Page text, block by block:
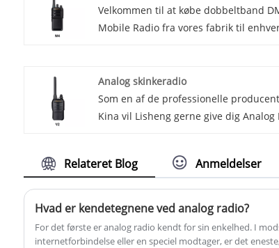
Velkommen til at købe dobbeltband
Mobile Radio fra vores fabrik til
mobile radioproducenter og
Kina.
Analog skinkeradio
Som en af ​​de professionelle
Kina vil Lisheng gerne give dig Analog
af digital teknologi har analog
en ubestridelig charme og
Amatørradio, også kendt som
har været en populær hobby i årtier, og
dens analoge komponenter fortsætter
Relateret Blog Anmeldelser
Hvad er kendetegnene ved analog radio?
For det første er analog radio kendt for sin enkelhed. I
internetforbindelse eller en speciel modtager, er det